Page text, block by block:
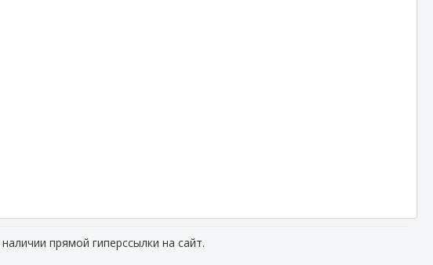
прямой гиперссылки на сайт.